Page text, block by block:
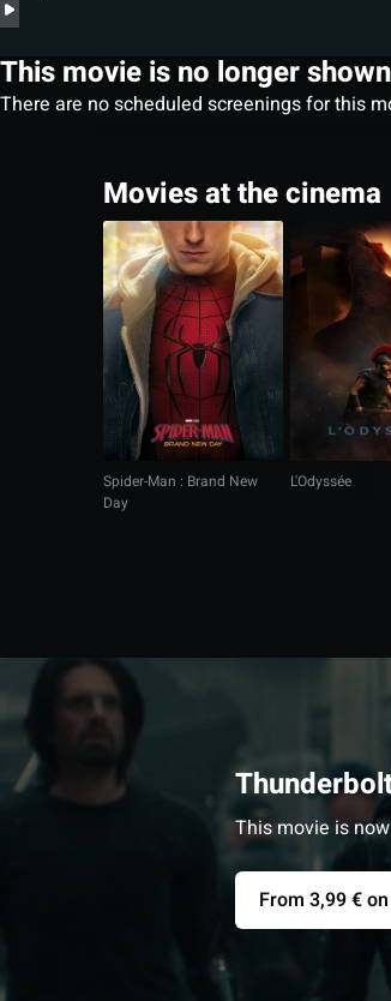
This movie is no longer
There are no scheduled screenings for this
Movies at the cinema
Spider-Man : Brand New
Day
L'Odyssée
This movie is
From 3,99 €